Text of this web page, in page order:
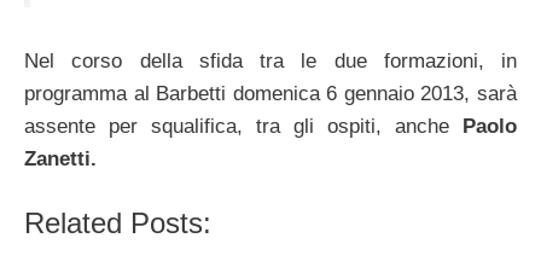
Nel corso della sfida tra le due formazioni, in
programma al Barbetti domenica 6 gennaio 2013, sarà
assente per squalifica, tra gli ospiti, anche Paolo
Zanetti.
Related Posts: